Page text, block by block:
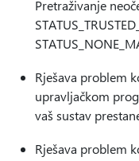
Pretraživanje
Rješava problem
upravljačkom
vaš sustav
Rješava problem